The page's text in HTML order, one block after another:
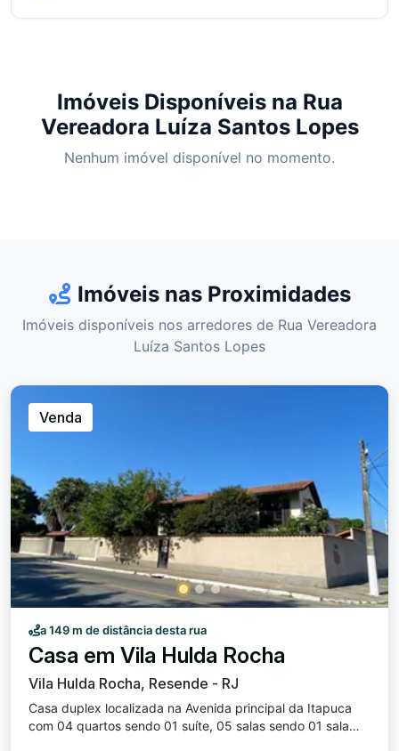
Imóveis Disponíveis na Rua
Vereadora Luíza Santos Lopes
Nenhum imóvel disponível no momento.
Imóveis nas Proximidades
Imóveis disponíveis nos arredores de Rua Vereadora
Luíza Santos Lopes
Venda
a 149 m de distância desta rua
Casa em Vila Hulda Rocha
Vila Hulda Rocha, Resende - RJ
Casa duplex localizada na Avenida principal da Itapuca
com 04 quartos sendo 01 suíte, 05 salas sendo 01 sala